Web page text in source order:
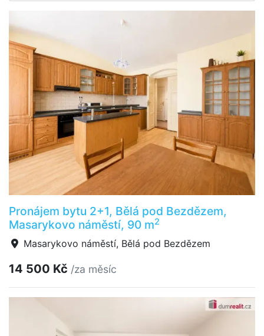
Pronájem bytu 2+1, Bělá pod Bezdězem,
Masarykovo náměstí, 90 m2
Masarykovo náměstí, Bělá pod Bezdězem
14 500 Kč /za měsíc